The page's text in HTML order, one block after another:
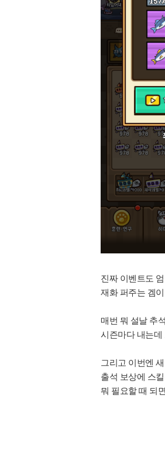
진짜 이벤트도
재화 퍼주는 겜
매번 뭐 설날 추
시즌마다 내는데
그리고 이번엔
출석 보상에 스
뭐 필요할 때 되